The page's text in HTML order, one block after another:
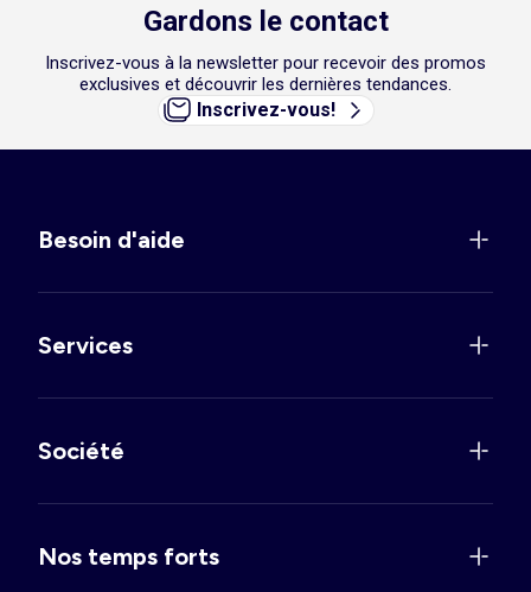
Gardons le contact
Inscrivez-vous à la newsletter pour recevoir des promos
exclusives et découvrir les dernières tendances.
Inscrivez-vous!
Besoin d'aide
Services
Société
Nos temps forts